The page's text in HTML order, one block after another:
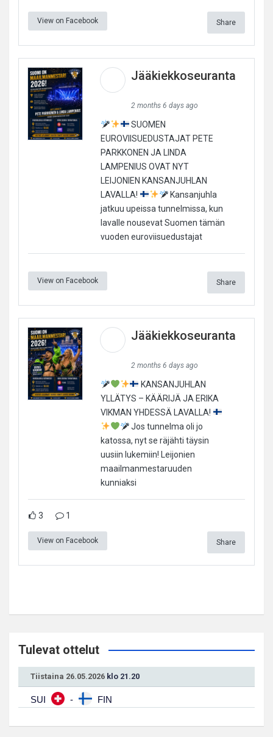
View on Facebook Share
Jääkiekkoseuranta
2 months 6 days ago
SUOMEN
EUROVIISUEDUSTAJAT PETE
PARKKONEN JA LINDA
LAMPENIUS OVAT NYT
LEIJONIEN KANSANJUHLAN
LAVALLA!
Kansanjuhla
jatkuu upeissa tunnelmissa, kun
lavalle nousevat Suomen tämän
vuoden euroviisuedustajat
View on Facebook Share
Jääkiekkoseuranta
2 months 6 days ago
KANSANJUHLAN
YLLÄTYS – KÄÄRIJÄ JA ERIKA
VIKMAN YHDESSÄ LAVALLA!
Jos tunnelma oli jo
katossa, nyt se räjähti täysin
uusiin lukemiin! Leijonien
maailmanmestaruuden
kunniaksi
3 1
View on Facebook Share
Tulevat ottelut
Tiistaina 26.05.2026 klo 21.20
SUI - FIN